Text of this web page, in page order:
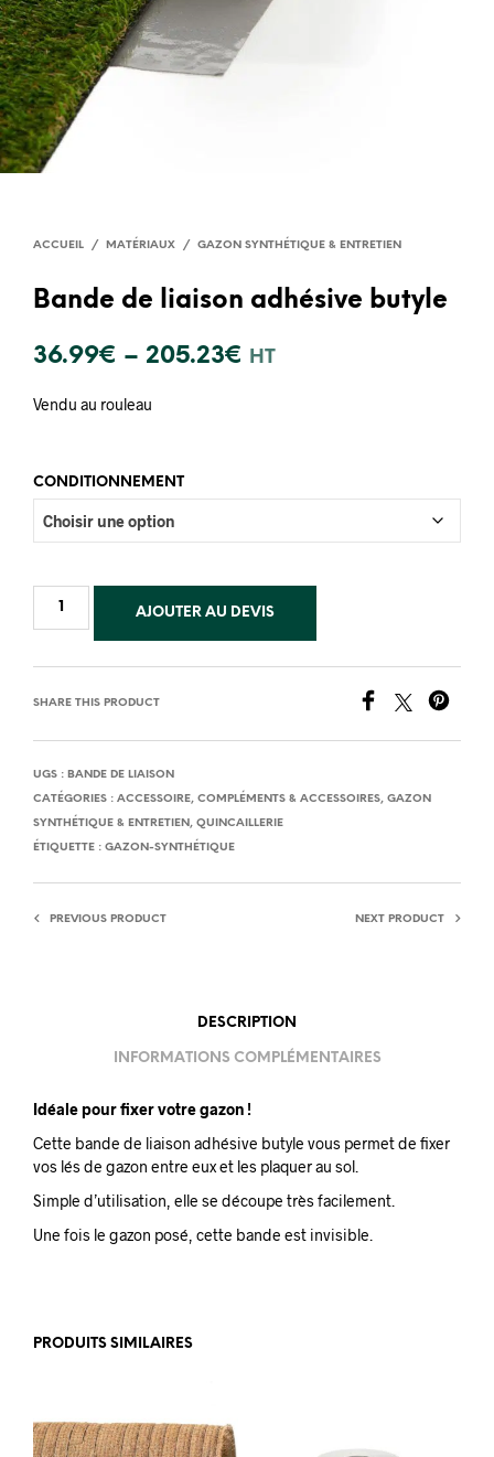
ACCUEIL / MATÉRIAUX / GAZON SYNTHÉTIQUE & ENTRETIEN
Bande de liaison adhésive butyle
36.99€ – 205.23€ HT
Vendu au rouleau
CONDITIONNEMENT
AJOUTER AU DEVIS
SHARE THIS PRODUCT
UGS : BANDE DE LIAISON
CATÉGORIES : ACCESSOIRE, COMPLÉMENTS & ACCESSOIRES, GAZON
SYNTHÉTIQUE & ENTRETIEN, QUINCAILLERIE
ÉTIQUETTE : GAZON-SYNTHÉTIQUE
PREVIOUS PRODUCT NEXT PRODUCT
DESCRIPTION
INFORMATIONS COMPLÉMENTAIRES
Idéale pour fixer votre gazon !
Cette bande de liaison adhésive butyle vous permet de fixer
vos lés de gazon entre eux et les plaquer au sol.
Simple d’utilisation, elle se découpe très facilement.
Une fois le gazon posé, cette bande est invisible.
PRODUITS SIMILAIRES